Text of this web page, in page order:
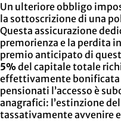
Un ulteriore obbligo
la sottoscrizione di una
Questa assicurazione
premorienza e la perdita
premio anticipato di
5%del capitale totale
effettivamente bonificata
pensionati l’accesso è
anagrafici: l’estinzione
tassativamente avvenire